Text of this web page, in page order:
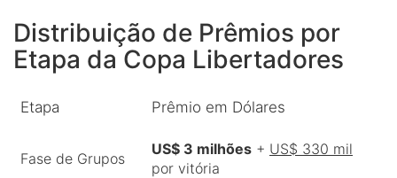
Distribuição de Prêmios por
Etapa da Copa Libertadores
Etapa Prêmio em Dólares
Fase de Grupos
US$ 3 milhões + US$ 330 mil
por vitória